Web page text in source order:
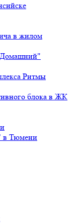
в жилом
Ритмы
блока в ЖК
в Тюмени